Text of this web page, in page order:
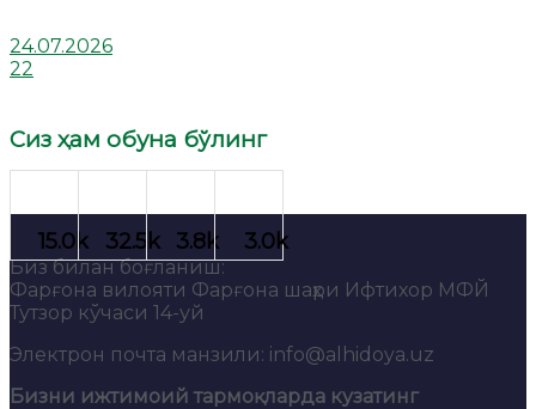
24.07.2026
22
Сиз ҳам обуна бўлинг
Биз билан боғланиш:
Фарғона вилояти Фарғона шаҳри Ифтихор МФЙ
Тутзор кўчаси 14-уй
Электрон почта манзили: info@alhidoya.uz
Бизни ижтимоий тармоқларда кузатинг